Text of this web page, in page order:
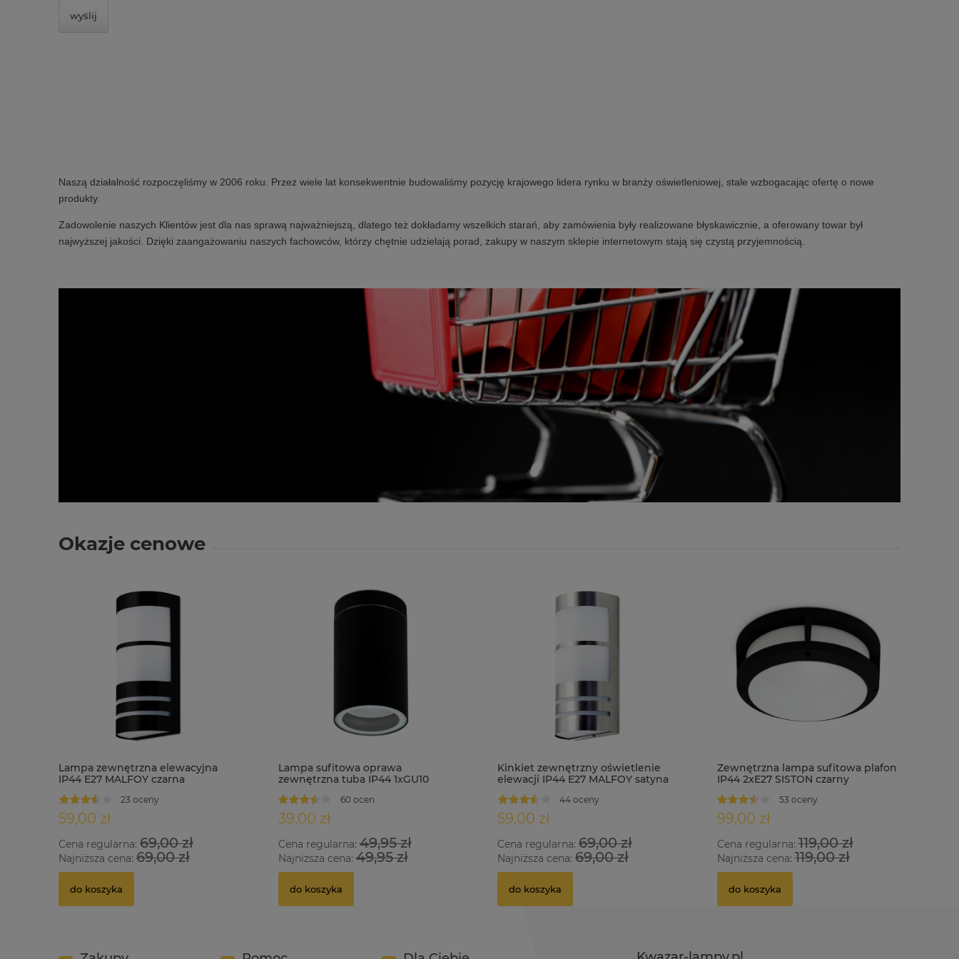
wyślij
Naszą działalność rozpoczęliśmy w 2006 roku. Przez wiele lat konsekwentnie budowaliśmy pozycję krajowego lidera rynku w branży oświetleniowej, stale wzbogacając ofertę o nowe
produkty.
Zadowolenie naszych Klientów jest dla nas sprawą najważniejszą, dlatego też dokładamy wszelkich starań, aby zamówienia były realizowane błyskawicznie, a oferowany towar był
najwyższej jakości. Dzięki zaangażowaniu naszych fachowców, którzy chętnie udzielają porad, zakupy w naszym sklepie internetowym stają się czystą przyjemnością.
Okazje cenowe
Lampa zewnętrzna elewacyjna
IP44 E27 MALFOY czarna
23 oceny
59,00 zł
Cena regularna: 69,00 zł
Najniższa cena: 69,00 zł
do koszyka
Lampa sufitowa oprawa
zewnętrzna tuba IP44 1xGU10
60 ocen
39,00 zł
Cena regularna:49,95 zł
Najniższa cena:49,95 zł
do koszyka
Kinkiet zewnętrzny oświetlenie
elewacji IP44 E27 MALFOY satyna
44 oceny
59,00 zł
Cena regularna: 69,00 zł
Najniższa cena: 69,00 zł
do koszyka
Zewnętrzna lampa sufitowa plafon
IP44 2xE27 SISTON czarny
53 oceny
99,00 zł
Cena regularna:119,00 zł
Najniższa cena:119,00 zł
do koszyka